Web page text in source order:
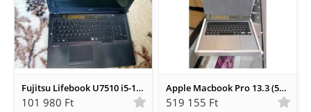
Fujitsu Lifebook U7510 i5-10210U 16gb ram
101 980 Ft
Apple Macbook Pro 13.3 (512gb Ssd, M2, 8gb) Laptop
519 155 Ft